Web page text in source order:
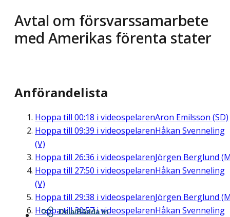
Avtal om försvarssamarbete
med Amerikas förenta stater
Anförandelista
Hoppa till 00:18 i videospelarenAron Emilsson (SD)
Hoppa till 09:39 i videospelarenHåkan Svenneling
(V)
Hoppa till 26:36 i videospelarenJörgen Berglund
Hoppa till 27:50 i videospelarenHåkan Svenneling
(V)
Hoppa till 29:38 i videospelarenJörgen Berglund
Hoppa till30:57i videospelarenHåkan Svenneling
Dela/Bädda in